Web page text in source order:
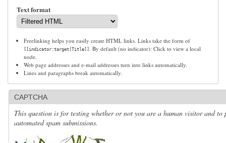
Text format
Freelinking helps you easily create HTML links. Links take the form of
[[indicator:target|Title]]
. By default (no indicator): Click to view a local
node.
Web page addresses and e-mail addresses turn into links automatically.
Lines and paragraphs break automatically.
CAPTCHA
This question is for testing whether or not you are a human visitor and to
automated spam submissions.